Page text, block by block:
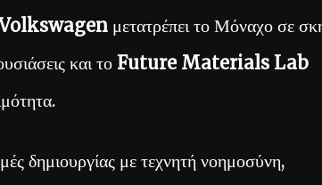
μετατρέπει το Μόναχο σε
και το Future Materials Lab
δημιουργίας με τεχνητή νοημοσύνη,